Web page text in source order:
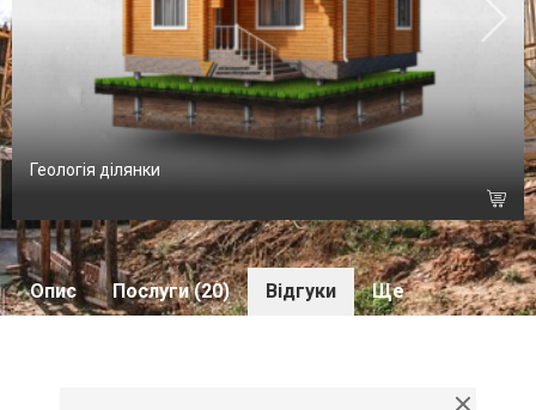
Геологія ділянки
Опис Послуги (20) Відгуки Ще